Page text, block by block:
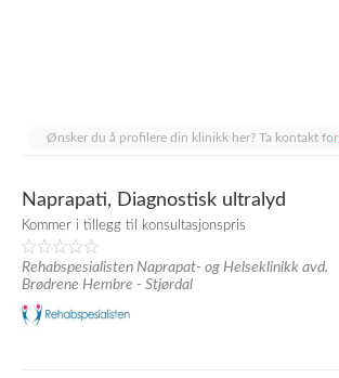
Ønsker du å profilere din klinikk her? Ta kontakt for
Naprapati, Diagnostisk ultralyd
Kommer i tillegg til konsultasjonspris
Rehabspesialisten Naprapat- og Helseklinikk avd.
Brødrene Hembre - Stjørdal